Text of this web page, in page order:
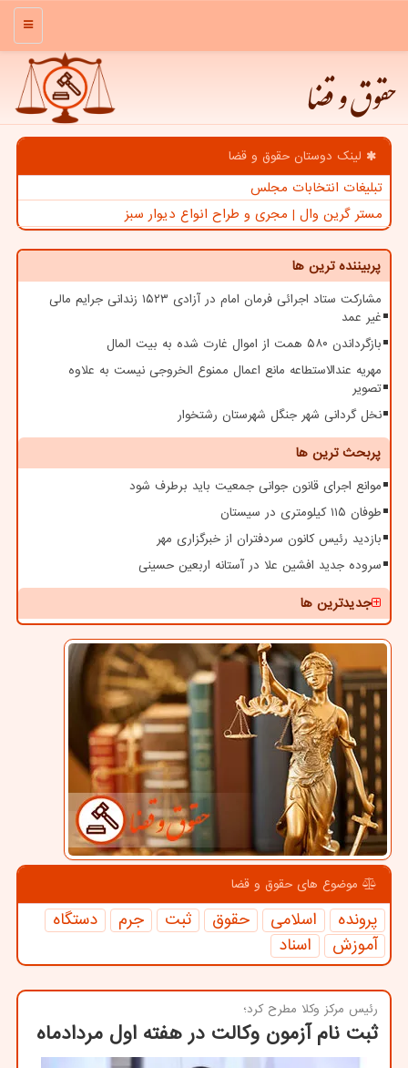
منو
حقوق و قضا
لینک دوستان حقوق و قضا
تبلیغات انتخابات مجلس
مستر گرین وال | مجری و طراح انواع دیوار سبز
پربیننده ترین ها
مشارکت ستاد اجرائی فرمان امام در آزادی ۱۵۲۳ زندانی جرایم مالی
غیر عمد
بازگرداندن ۵۸۰ همت از اموال غارت شده به بیت المال
مهریه عندالاستطاعه مانع اعمال ممنوع الخروجی نیست به علاوه
تصویر
نخل گردانی شهر جنگل شهرستان رشتخوار
پربحث ترین ها
موانع اجرای قانون جوانی جمعیت باید برطرف شود
طوفان ۱۱۵ کیلومتری در سیستان
بازدید رئیس کانون سردفتران از خبرگزاری مهر
سروده جدید افشین علا در آستانه اربعین حسینی
جدیدترین ها
موضوع های حقوق و قضا
پرونده اسلامی حقوق ثبت جرم
دستگاه
آموزش
اسناد
رئیس مركز وكلا مطرح كرد؛
ثبت نام آزمون وكالت در هفته اول مردادماه